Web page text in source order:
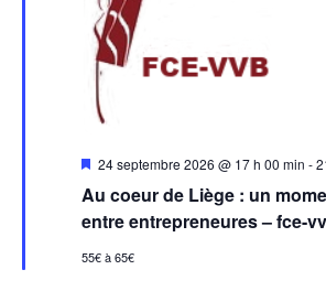
Au coeur de Liège : un
entre entrepreneures – fce-
Mis
avant
24 septembre 2026 @ 17 h 00 min -
55€ à 65€